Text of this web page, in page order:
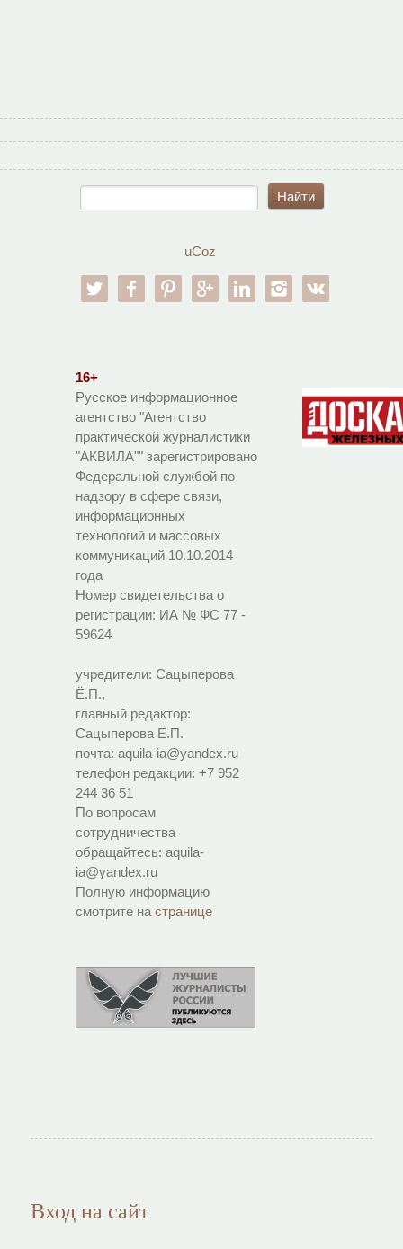
uCoz
twitter facebookpinterestgoogle-pllinkedin instagram
16+
Русское информационное
агентство "Агентство
практической журналистики
"АКВИЛА"" зарегистрировано
Федеральной службой по
надзору в сфере связи,
информационных
технологий и массовых
коммуникаций 10.10.2014
года
Номер свидетельства о
регистрации: ИА № ФС 77 -
59624
учредители: Сацыперова
Ё.П.,
главный редактор:
Сацыперова Ё.П.
почта: aquila-ia@yandex.ru
телефон редакции: +7 952
244 36 51
По вопросам
сотрудничества
обращайтесь: aquila-
ia@yandex.ru
Полную информацию
смотрите на странице
Вход на сайт